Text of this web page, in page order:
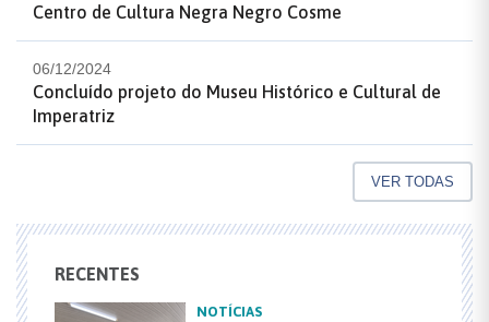
Centro de Cultura Negra Negro Cosme
06/12/2024
Concluído projeto do Museu Histórico e Cultural de
Imperatriz
VER TODAS
RECENTES
NOTÍCIAS